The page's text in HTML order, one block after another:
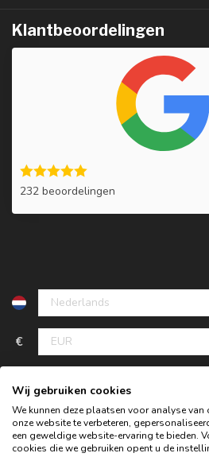
Klantbeoordelingen
232 beoordelingen
€
Wij gebruiken cookies
We kunnen deze plaatsen voor analyse van
onze website te verbeteren,
een geweldige website-ervaring te bieden.
cookies die we gebruiken opent u de